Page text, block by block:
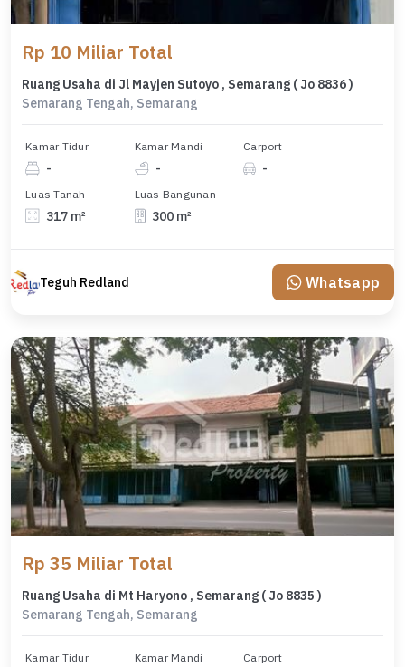
Rp 10 Miliar Total
Ruang Usaha di Jl Mayjen Sutoyo , Semarang ( Jo 8836 )
Semarang Tengah, Semarang
Kamar Tidur
-
Kamar Mandi
-
Carport
-
Luas Tanah
317 m²
Luas Bangunan
300 m²
Teguh Redland Whatsapp
Rp 35 Miliar Total
Ruang Usaha di Mt Haryono , Semarang ( Jo 8835 )
Semarang Tengah, Semarang
Kamar Tidur Kamar Mandi Carport